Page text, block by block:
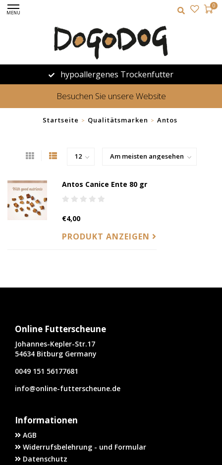
MENU
0
hypoallergenes Trockenfutter
Besuchen Sie unsere Website
Startseite > Qualitätsmarken > Antos
Antos Canice Ente 80 gr
€4,00
PRODUKT ANZEIGEN
Online Futterscheune
Johannes-Kepler-Str.17
54634 Bitburg Germany
0049 151 56177681
info@online-futterscheune.de
Informationen
AGB
Widerrufsbelehrung - und Formular
Datenschutz